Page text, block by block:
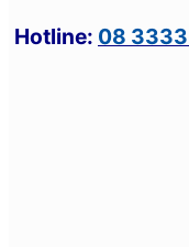
Hotline: 08